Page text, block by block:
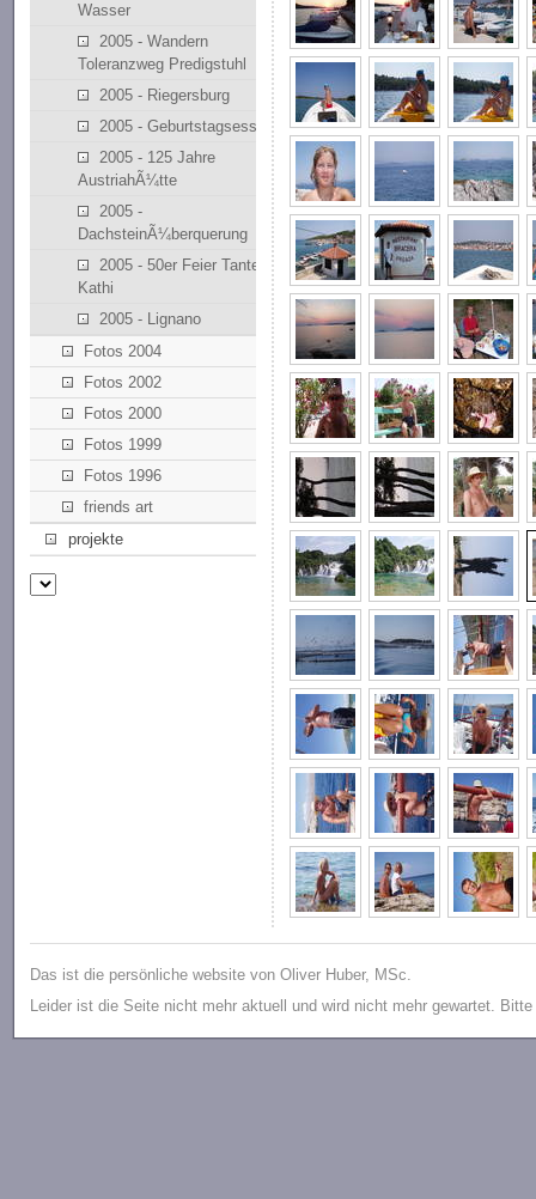
Wasser
2005 - Wandern
Toleranzweg Predigstuhl
2005 - Riegersburg
2005 - Geburtstagsessen
2005 - 125 Jahre
AustriahÃ¼tte
2005 -
DachsteinÃ¼berquerung
2005 - 50er Feier Tante
Kathi
2005 - Lignano
Fotos 2004
Fotos 2002
Fotos 2000
Fotos 1999
Fotos 1996
friends art
projekte
Das ist die persönliche website von Oliver Huber, MSc.
Leider ist die Seite nicht mehr aktuell und wird nicht mehr gewartet.